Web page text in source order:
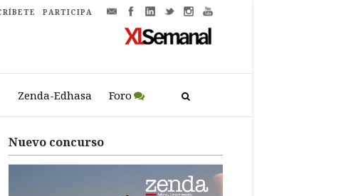
PARTICIPA
Zenda-Edhasa Foro
Nuevo concurso